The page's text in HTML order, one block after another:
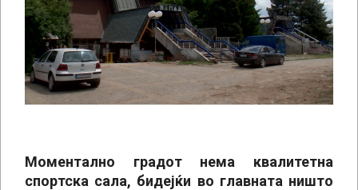
Моментално градот нема квалитетна
спортска сала, бидејќи во главната ништо